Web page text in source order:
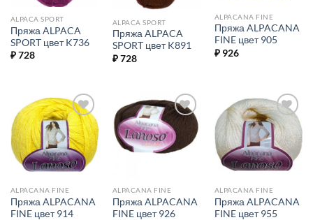
ALPACA SPORT
Пряжа ALPACA
SPORT цвет K736
₽728
ALPACA SPORT
Пряжа ALPACA
SPORT цвет K891
₽728
ALPACANA FINE
Пряжа ALPACANA
FINE цвет 905
₽926
Добавить в
избранное.
ALPACANA FINE
Пряжа ALPACANA
FINE цвет 914
Добавить в
избранное.
ALPACANA FINE
Пряжа ALPACANA
FINE цвет 926
Добавить в
избранное.
ALPACANA FINE
Пряжа ALPACANA
FINE цвет 955